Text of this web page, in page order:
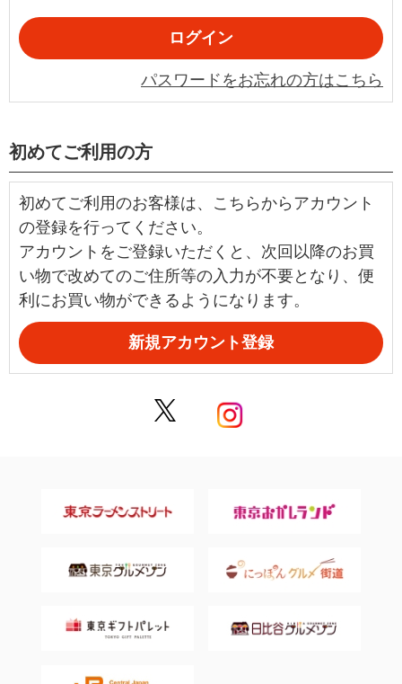
パスワードをお忘れの方はこちら
初めてご利用の方
初めてご利用のお客様は、こちらからアカウント
の登録を行ってください。
アカウントをご登録いただくと、次回以降のお買
い物で改めてのご住所等の入力が不要となり、便
利にお買い物ができるようになります。